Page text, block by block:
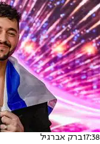
17:38ברק אברגיל